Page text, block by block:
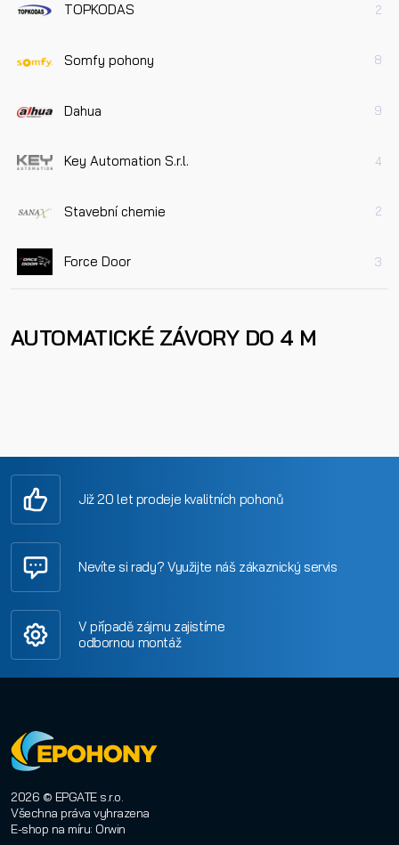
TOPKODAS 2
Somfy pohony 8
Dahua 9
Key Automation S.r.l. 4
Stavební chemie 2
Force Door 3
AUTOMATICKÉ ZÁVORY DO 4 M
Již 20 let prodeje kvalitních pohonů
Nevíte si rady? Využijte náš zákaznický servis
V případě zájmu zajistíme
odbornou montáž
2026 © EPGATE s.r.o.
Všechna práva vyhrazena
E-shop na míru: Orwin